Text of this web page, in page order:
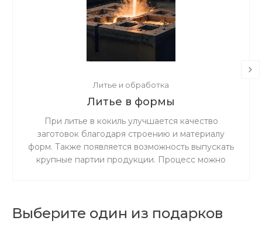
Литье и обработка
Литье в формы
При литье в кокиль улучшается качество
заготовок благодаря строению и материалу
форм. Также появляется возможность выпускать
крупные партии продукции. Процесс можно
Выберите один из подарков